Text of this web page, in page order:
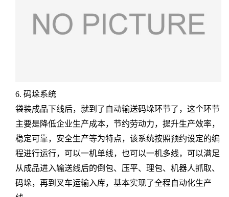
6. 码垛系统
袋装成品下线后，就到了自动输送码垛环节了，这个环节
主要是降低企业生产成本，节约劳动力，提升生产效率，
稳定可靠，安全生产等为特点，该系统按照预约设定的编
程进行运行，可以一机单线，也可以一机多线，可以满足
从成品进入输送线后的倒包、压平、理包、机器人抓取、
码垛，再到叉车运输入库，基本实现了全程自动化生产